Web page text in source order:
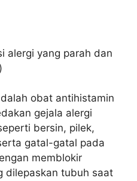
alergi yang parah dan
obat antihistamin
gejala alergi
bersin, pilek,
gatal-gatal pada
memblokir
dilepaskan tubuh saat